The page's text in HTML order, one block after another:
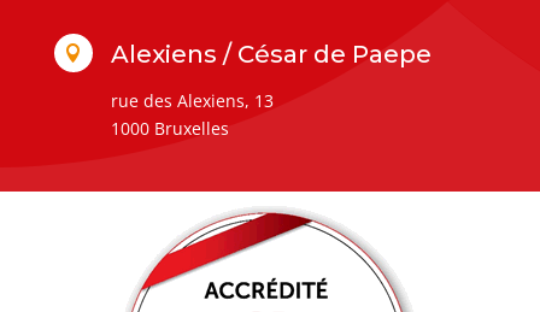
 Alexiens / César de Paepe
rue des Alexiens, 13
1000 Bruxelles